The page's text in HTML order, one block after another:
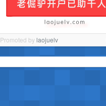
Promoted bylaojuelv